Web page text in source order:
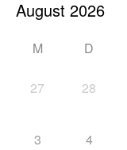
M D
27 28
3 4